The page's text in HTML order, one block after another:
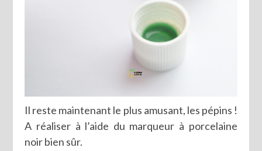
Il reste maintenant le plus amusant, les pépins !
A réaliser à l’aide du marqueur à porcelaine
noir bien sûr.